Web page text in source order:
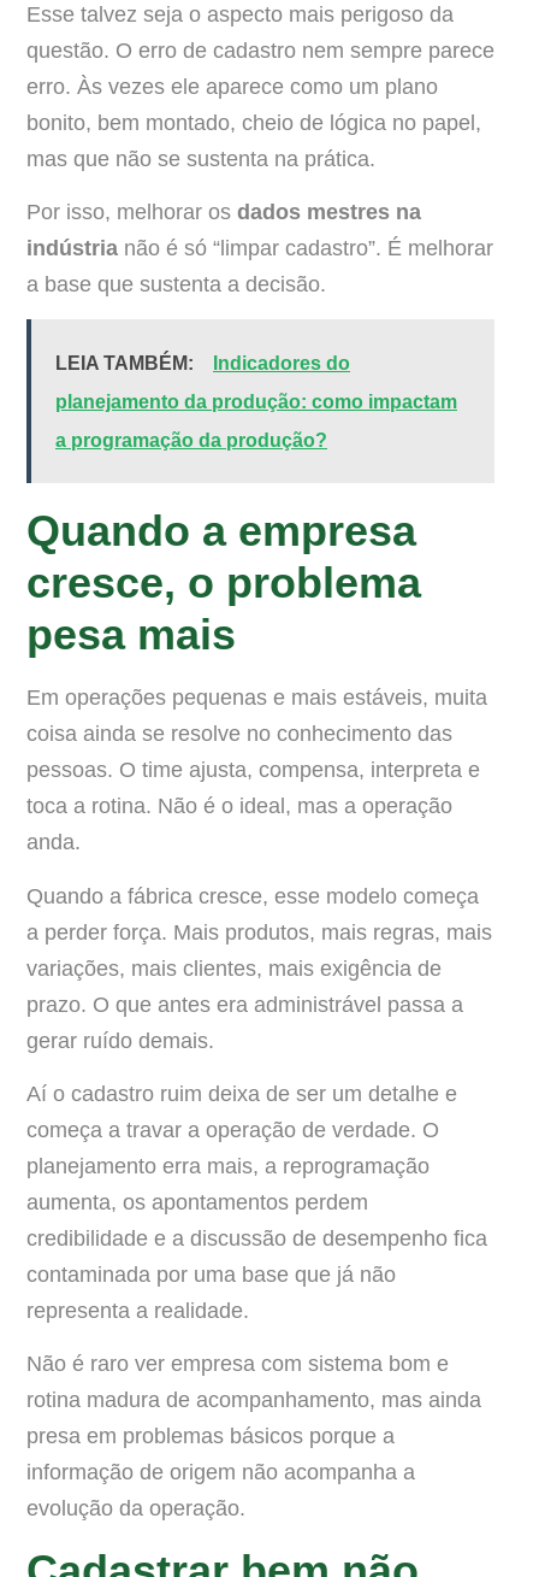
Esse talvez seja o aspecto mais perigoso da
questão. O erro de cadastro nem sempre parece
erro. Às vezes ele aparece como um plano
bonito, bem montado, cheio de lógica no papel,
mas que não se sustenta na prática.
Por isso, melhorar os dados mestres na
indústria não é só “limpar cadastro”. É melhorar
a base que sustenta a decisão.
LEIA TAMBÉM:
Indicadores do
planejamento da produção: como impactam
a programação da produção?
Quando a empresa
cresce, o problema
pesa mais
Em operações pequenas e mais estáveis, muita
coisa ainda se resolve no conhecimento das
pessoas. O time ajusta, compensa, interpreta e
toca a rotina. Não é o ideal, mas a operação
anda.
Quando a fábrica cresce, esse modelo começa
a perder força. Mais produtos, mais regras, mais
variações, mais clientes, mais exigência de
prazo. O que antes era administrável passa a
gerar ruído demais.
Aí o cadastro ruim deixa de ser um detalhe e
começa a travar a operação de verdade. O
planejamento erra mais, a reprogramação
aumenta, os apontamentos perdem
credibilidade e a discussão de desempenho fica
contaminada por uma base que já não
representa a realidade.
Não é raro ver empresa com sistema bom e
rotina madura de acompanhamento, mas ainda
presa em problemas básicos porque a
informação de origem não acompanha a
evolução da operação.